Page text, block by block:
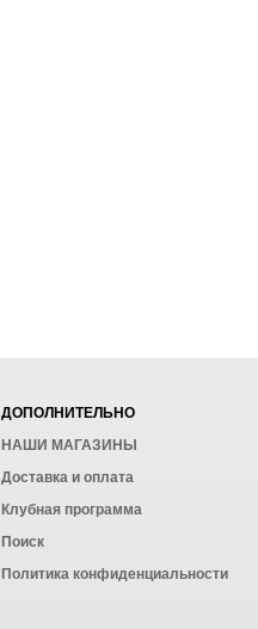
ДОПОЛНИТЕЛЬНО
НАШИ МАГАЗИНЫ
Доставка и оплата
Клубная программа
Поиск
Политика конфиденциальности